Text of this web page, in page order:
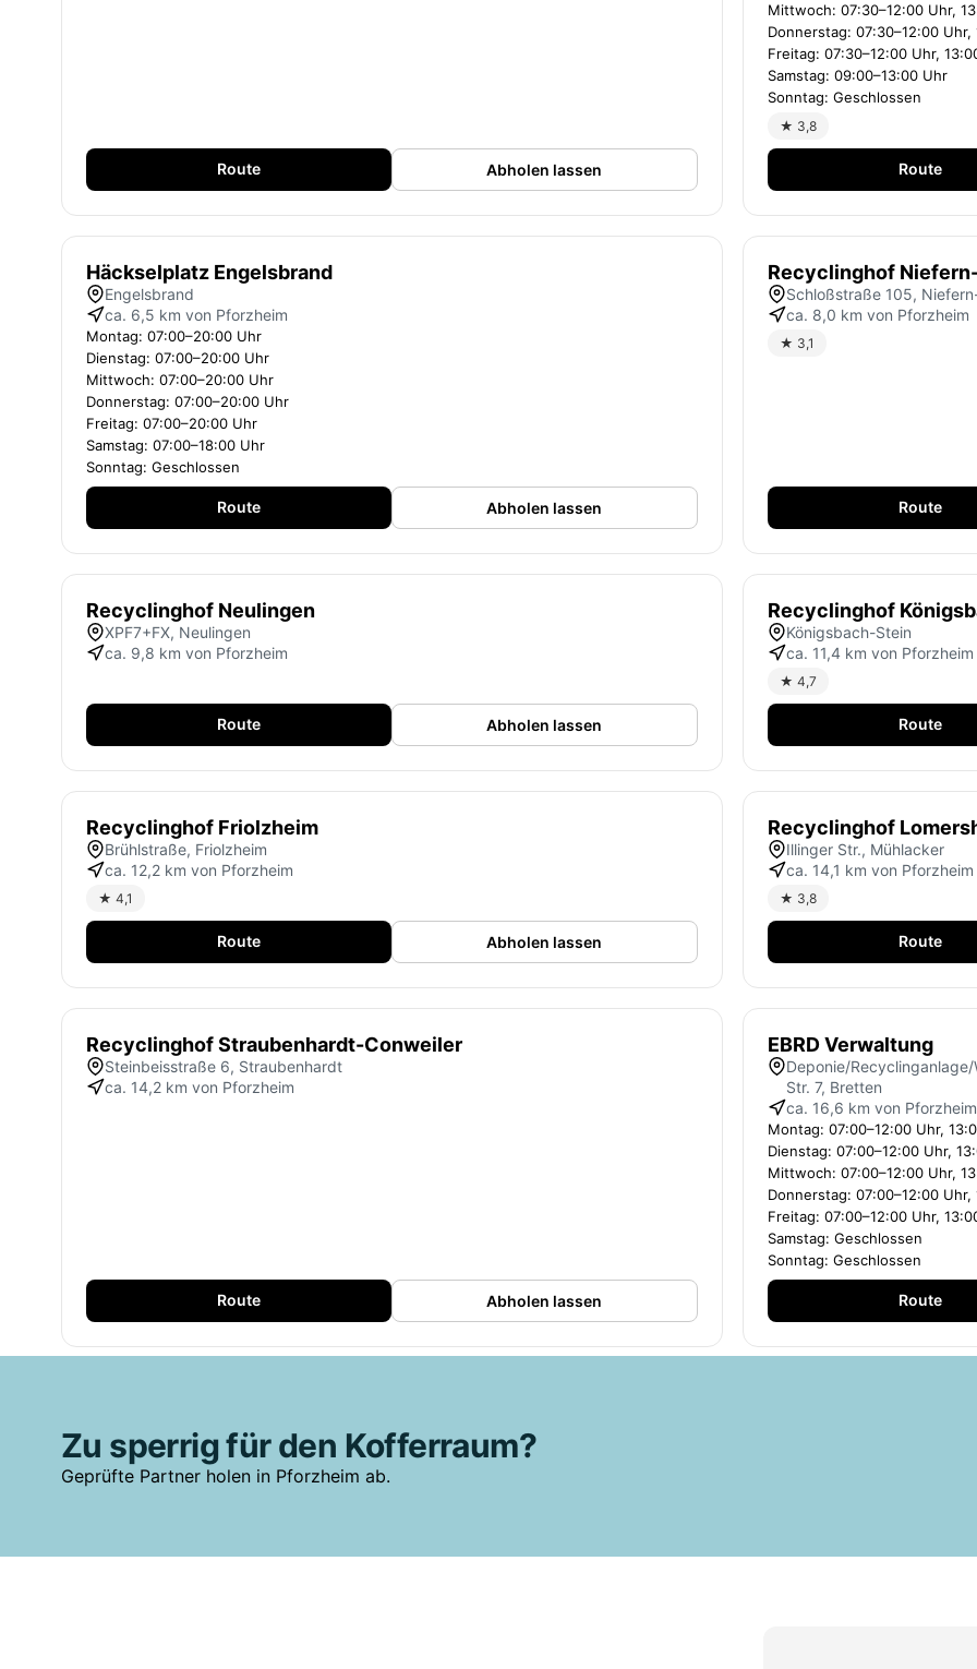
Route Abholen lassen
Mittwoch: 07:30–12:00 Uhr,
Donnerstag: 07:30–12:00 Uhr,
Freitag: 07:30–12:00 Uhr,
Samstag: 09:00–13:00 Uhr
Sonntag: Geschlossen
★ 3,8
Route
Häckselplatz Engelsbrand
Engelsbrand
ca. 6,5 km von Pforzheim
Montag: 07:00–20:00 Uhr
Dienstag: 07:00–20:00 Uhr
Mittwoch: 07:00–20:00 Uhr
Donnerstag: 07:00–20:00 Uhr
Freitag: 07:00–20:00 Uhr
Samstag: 07:00–18:00 Uhr
Sonntag: Geschlossen
Route Abholen lassen
Recyclinghof
Schloßstraße 105,
ca. 8,0 km von Pforzheim
★ 3,1
Route
Recyclinghof Neulingen
XPF7+FX, Neulingen
ca. 9,8 km von Pforzheim
Route Abholen lassen
Recyclinghof
Königsbach-Stein
ca. 11,4 km von Pforzheim
★ 4,7
Route
Recyclinghof Friolzheim
Brühlstraße, Friolzheim
ca. 12,2 km von Pforzheim
★ 4,1
Route Abholen lassen
Recyclinghof
Illinger Str., Mühlacker
ca. 14,1 km von Pforzheim
★ 3,8
Route
Recyclinghof Straubenhardt-Conweiler
Steinbeisstraße 6, Straubenhardt
ca. 14,2 km von Pforzheim
Route Abholen lassen
EBRD Verwaltung
Deponie/
Str. 7, Bretten
ca. 16,6 km von Pforzheim
Montag: 07:00–12:00 Uhr,
Dienstag: 07:00–12:00 Uhr,
Mittwoch: 07:00–12:00 Uhr,
Donnerstag: 07:00–12:00 Uhr,
Freitag: 07:00–12:00 Uhr,
Samstag: Geschlossen
Sonntag: Geschlossen
Route
Zu sperrig für den Kofferraum?
Geprüfte Partner holen in Pforzheim ab.